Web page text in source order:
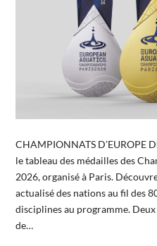
CHAMPIONNATS D’EUROPE
le tableau des médailles des
2026, organisé à Paris.
actualisé des nations au fil des
disciplines au programme.
de…